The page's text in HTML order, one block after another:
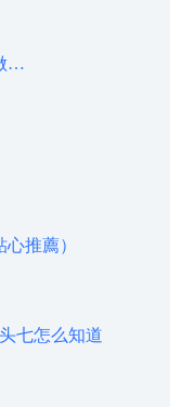
…
推薦）
七怎么知道